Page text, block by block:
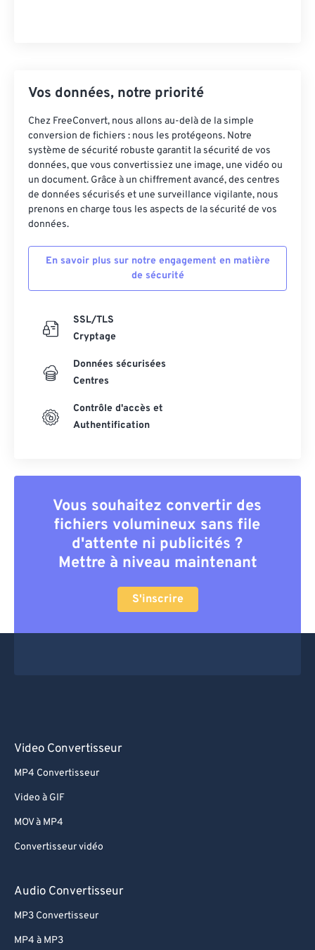
Vos données, notre priorité
Chez FreeConvert, nous allons au-delà de la simple
conversion de fichiers : nous les protégeons. Notre
système de sécurité robuste garantit la sécurité de vos
données, que vous convertissiez une image, une vidéo ou
un document. Grâce à un chiffrement avancé, des centres
de données sécurisés et une surveillance vigilante, nous
prenons en charge tous les aspects de la sécurité de vos
données.
En savoir plus sur notre engagement en matière
de sécurité
SSL/TLS
Cryptage
Données sécurisées
Centres
Contrôle d'accès et
Authentification
Vous souhaitez convertir des
fichiers volumineux sans file
d'attente ni publicités ?
Mettre à niveau maintenant
S'inscrire
Video Convertisseur
MP4 Convertisseur
Video à GIF
MOV à MP4
Convertisseur vidéo
Audio Convertisseur
MP3 Convertisseur
MP4 à MP3